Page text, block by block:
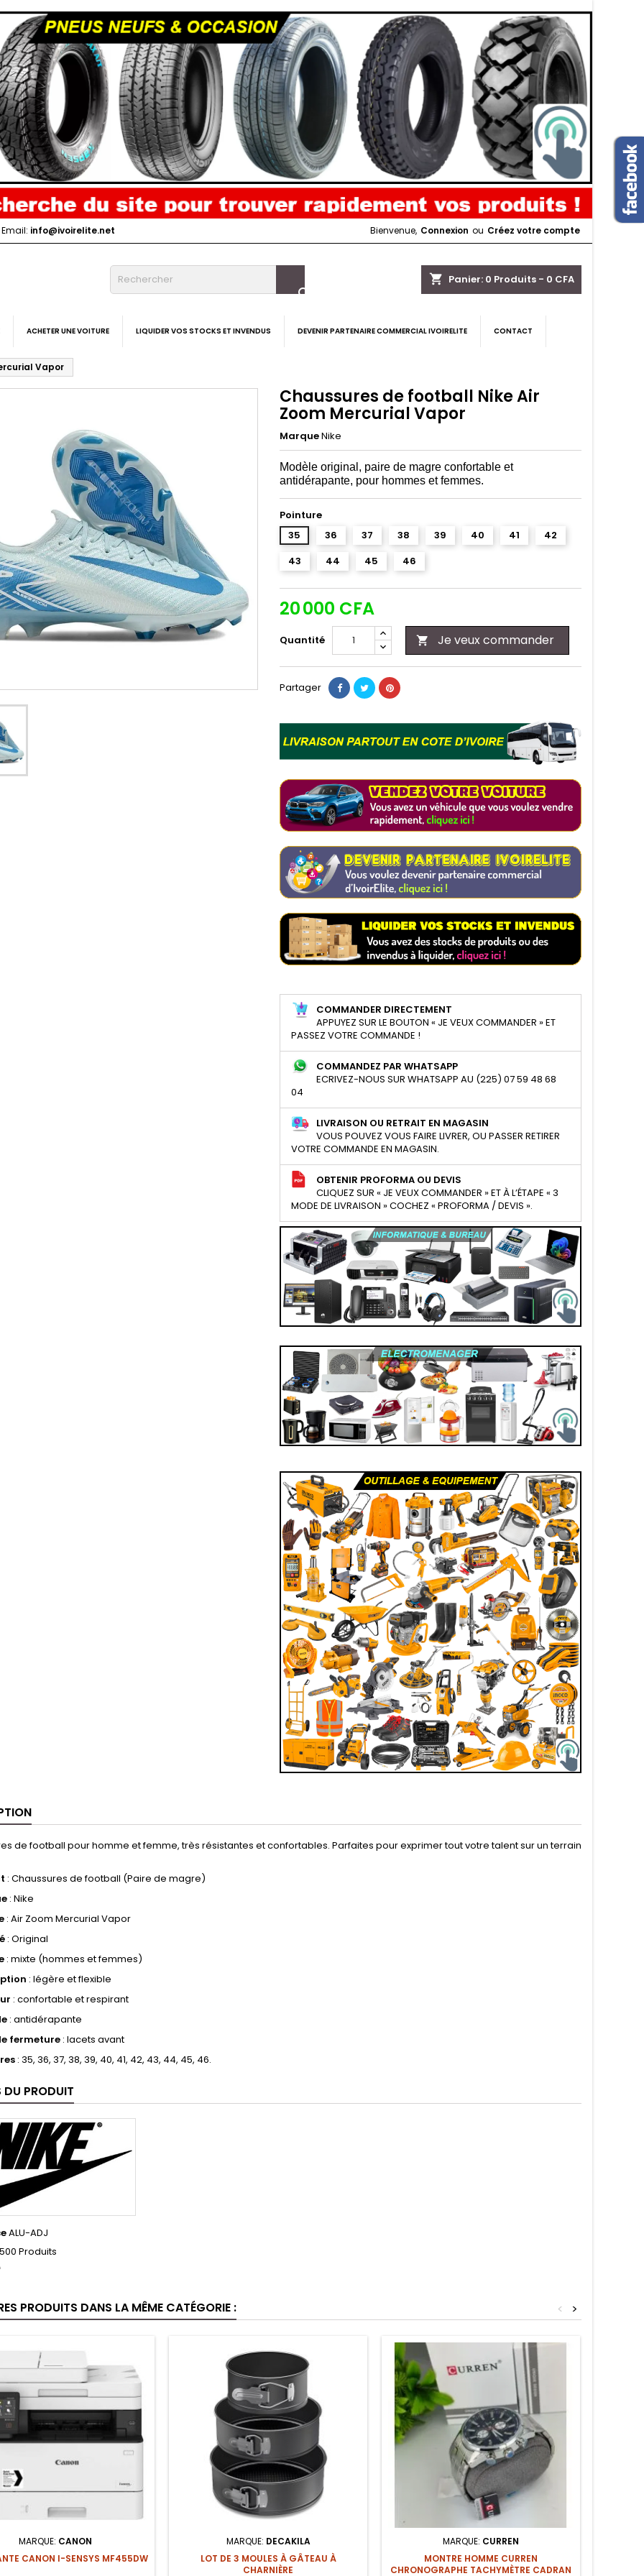
Email: info@ivoirelite.net Bienvenue, Connexion ou Créez votre compte
shopping_cart Panier: 0 Produits - 0 CFA

ACHETER UNE VOITURE LIQUIDER VOS STOCKS ET INVENDUS DEVENIR PARTENAIRE COMMERCIAL IVOIRELITE CONTACT
Vapor
Chaussures de football Nike Air
Zoom Mercurial Vapor
MarqueNike
Modèle original, paire de magre confortable et
antidérapante, pour hommes et femmes.
Pointure
35
36 37 38 39 40 41
42
43
44 45 46
20 000 CFA
Quantité  Je veux commander
Partager
COMMANDER DIRECTEMENT
APPUYEZ SUR LE BOUTON « JE VEUX COMMANDER » ET
PASSEZ VOTRE COMMANDE !
COMMANDEZ PAR WHATSAPP
ECRIVEZ-NOUS SUR WHATSAPP AU (225) 07 59 48 68
04
LIVRAISON OU RETRAIT EN MAGASIN
VOUS POUVEZ VOUS FAIRE LIVRER, OU PASSER RETIRER
VOTRE COMMANDE EN MAGASIN.
OBTENIR PROFORMA OU DEVIS
CLIQUEZ SUR « JE VEUX COMMANDER » ET À L’ÉTAPE « 3
MODE DE LIVRAISON » COCHEZ « PROFORMA / DEVIS ».
de football pour homme et femme, très résistantes et confortables. Parfaites pour exprimer tout votre talent sur un terrain
: Chaussures de football (Paire de magre)
: Nike
: Air Zoom Mercurial Vapor
: Original
: mixte (hommes et femmes)
: légère et flexible
: confortable et respirant
: antidérapante
fermeture : lacets avant
: 35, 36, 37, 38, 39, 40, 41, 42, 43, 44, 45, 46.
DU PRODUIT
ALU-ADJ
500 Produits
PRODUITS DANS LA MÊME CATÉGORIE : >
<
MARQUE: CANON
CANON I-SENSYS MF455DW
MARQUE: DECAKILA
LOT DE 3 MOULES À GÂTEAU À
CHARNIÈRE
MARQUE: CURREN
MONTRE HOMME CURREN
CHRONOGRAPHE TACHYMÈTRE CADRAN